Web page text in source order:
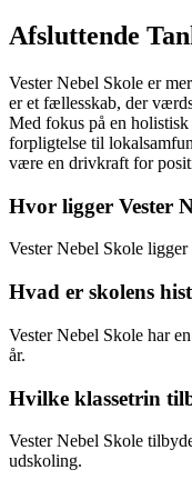
Afsluttende
Vester Nebel Skole er
er et fællesskab, der
Med fokus på en
forpligtelse til
være en drivkraft for
Hvor ligger Vester
Vester Nebel Skole
Hvad er skolens
Vester Nebel Skole har
år.
Hvilke klassetrin
Vester Nebel Skole
udskoling.